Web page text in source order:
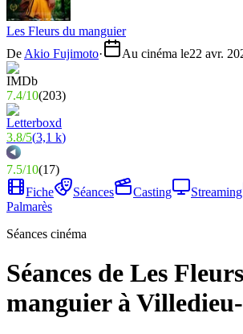
Les Fleurs du manguier
De Akio Fujimoto· Au cinéma le22 avr.
7.4/10(203)
3.8/5(3,1 k)
7.5/10(17)
Fiche
Séances Casting Streaming
Palmarès
Séances cinéma
Séances de Les
manguier à Villedieu-